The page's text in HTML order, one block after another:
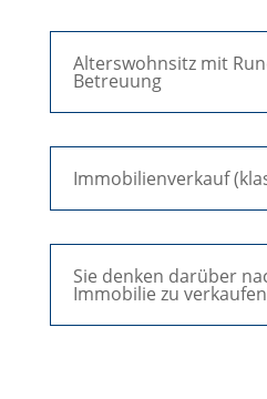
Alterswohnsitz mit
Betreuung
Immobilienverkauf
Sie denken darüber
Immobilie zu